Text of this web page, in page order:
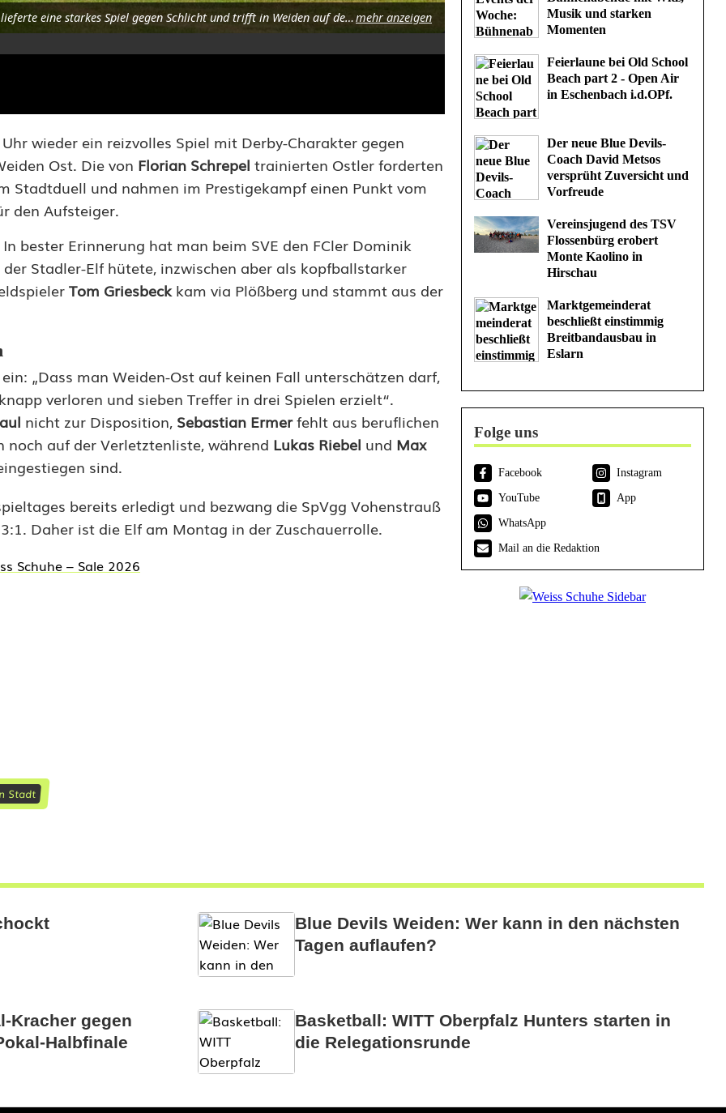
Etzenrichts Mittelfeldspieler Tom Griesbeck (blaue Spielkleidung) lieferte eine starkes Spiel gegen Schlicht und trifft in Weiden auf den Verein, bei dem er lange Jahre vor seinem Wechsel nach Plößberg spielte. Foto: Rudi Walberermehr anzeigen
wieder ein reizvolles Spiel mit Derby-Charakter gegen
Ost. Die von Florian Schrepel trainierten Ostler forderten
Stadtduell und nahmen im Prestigekampf einen Punkt vom
den Aufsteiger.
bester Erinnerung hat man beim SVE den FCler Dominik
Stadler-Elf hütete, inzwischen aber als kopfballstarker
Tom Griesbeckkam via Plößberg und stammt aus der
„Dass man Weiden-Ost auf keinen Fall unterschätzen darf,
verloren und sieben Treffer in drei Spielen erzielt“.
nicht zur Disposition, Sebastian Ermerfehlt aus beruflichen
noch auf der Verletztenliste, während Lukas Riebel und Max
sind.
bereits erledigt und bezwang die SpVgg Vohenstrauß
Daher ist die Elf am Montag in der Zuschauerrolle.
Stadt
Musik und starken
Momenten
Feierlaune bei Old School
Beach part 2 - Open Air
in Eschenbach i.d.OPf.
Der neue Blue Devils-
Coach David Metsos
versprüht Zuversicht und
Vorfreude
Vereinsjugend des TSV
Flossenbürg erobert
Monte Kaolino in
Hirschau
Marktgemeinderat
beschließt einstimmig
Breitbandausbau in
Eslarn
Folge uns
Facebook
Instagram
YouTube
App
WhatsApp
Mail an die Redaktion
Blue Devils Weiden: Wer kann in den nächsten
Tagen auflaufen?
Kracher gegen
Halbfinale
Basketball: WITT Oberpfalz Hunters starten in
die Relegationsrunde